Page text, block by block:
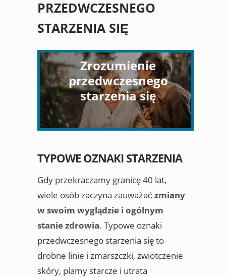
PRZEDWCZESNEGO
STARZENIA SIĘ
Zrozumienie
przedwczesnego
starzenia się
TYPOWE OZNAKI STARZENIA
Gdy przekraczamy granicę 40 lat,
wiele osób zaczyna zauważać zmiany
w swoim wyglądzie i ogólnym
stanie zdrowia. Typowe oznaki
przedwczesnego starzenia się to
drobne linie i zmarszczki, zwiotczenie
skóry, plamy starcze i utrata